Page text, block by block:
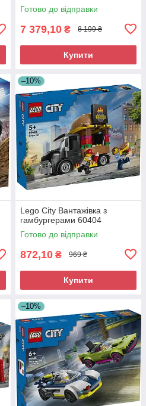
Готово до відправки
7 379,10 ₴ 8 199 ₴
Купити
–10%
Lego City Вантажівка з
гамбургерами 60404
Готово до відправки
872,10 ₴ 969 ₴
Купити
–10%